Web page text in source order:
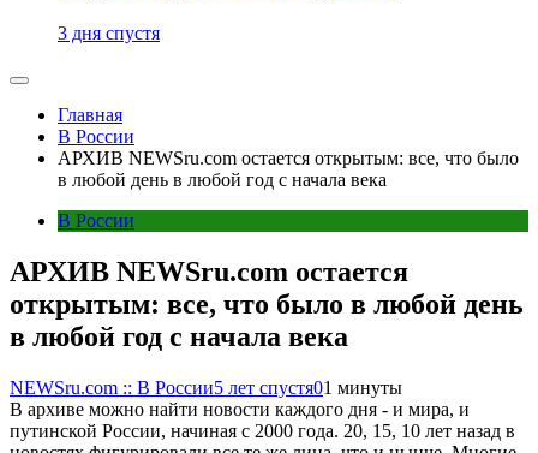
3 дня спустя
Главная
В России
АРХИВ NEWSru.com остается открытым: все, что было
в любой день в любой год с начала века
В России
АРХИВ NEWSru.com остается
открытым: все, что было в любой день
в любой год с начала века
NEWSru.com :: В России5 лет спустя01 минуты
В архиве можно найти новости каждого дня - и мира, и
путинской России, начиная с 2000 года. 20, 15, 10 лет назад в